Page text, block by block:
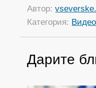
Автор:
Категория: Видео
Дарите